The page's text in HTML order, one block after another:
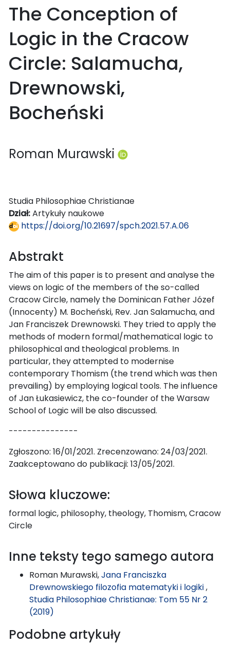
The Conception of
Logic in the Cracow
Circle: Salamucha,
Drewnowski,
Bocheński
Roman Murawski
Studia Philosophiae Christianae
Dział:Artykuły naukowe
https://doi.org/10.21697/spch.2021.57.A.06
Abstrakt
The aim of this paper is to present and analyse the
views on logic of the members of the so-called
Cracow Circle, namely the Dominican Father Józef
(Innocenty) M. Bocheński, Rev. Jan Salamucha, and
Jan Franciszek Drewnowski. They tried to apply the
methods of modern formal/mathematical logic to
philosophical and theological problems. In
particular, they attempted to modernise
contemporary Thomism (the trend which was then
prevailing) by employing logical tools. The influence
of Jan Łukasiewicz, the co-founder of the Warsaw
School of Logic will be also discussed.
---------------
Zgłoszono: 16/01/2021. Zrecenzowano: 24/03/2021.
Zaakceptowano do publikacji: 13/05/2021.
Słowa kluczowe:
formal logic, philosophy, theology, Thomism, Cracow
Circle
Inne teksty tego samego autora
Roman Murawski,Jana Franciszka
Drewnowskiego filozofia matematyki i logiki,
Studia Philosophiae Christianae: Tom 55 Nr 2
(2019)
Podobne artykuły